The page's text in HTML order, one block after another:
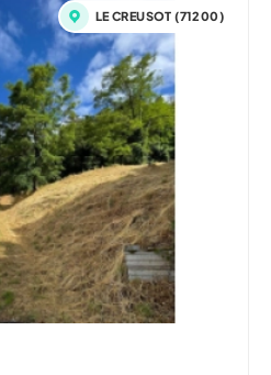
LE CREUSOT (71200)